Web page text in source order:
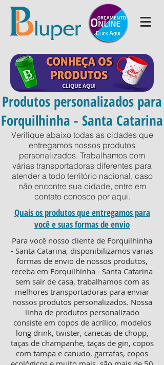
Produtos personalizados para
Forquilhinha - Santa Catarina
Verifique abaixo todas as cidades que
entregamos nossos produtos
personalizados. Trabalhamos com
várias transportadoras diferentes para
atender a todo território nacional, caso
não encontre sua cidade, entre em
contato conosco por aqui.
Para você nosso cliente de Forquilhinha
- Santa Catarina, disponibilizamos varias
formas de envio de nossos produtos,
receba em Forquilhinha - Santa Catarina
sem sair de casa, trabalhamos com as
melhores transportadoras para enviar
nossos produtos personalizados. Nossa
linha de produtos personalizado
consiste em copos de acrílico, modelos
long drink, twister, canecas de chopp,
taças de champanhe, taças de gin, copos
com tampa e canudo, garrafas, copos
Quais os produtos que entregamos para
você e suas formas de envio